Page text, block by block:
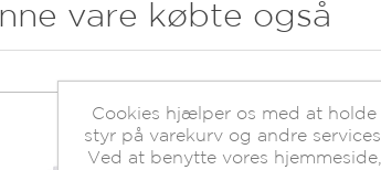
vare købte også
Cookies hjælper os med at holde
styr på varekurv og andre services.
Ved at benytte vores hjemmeside,